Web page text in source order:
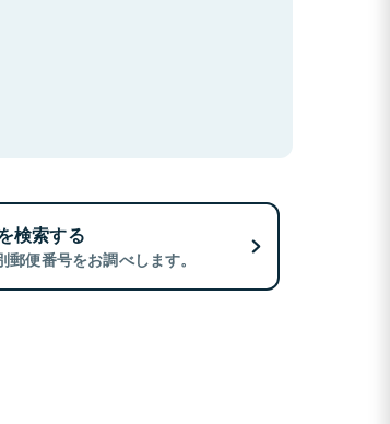
検索する
便番号をお調べします。